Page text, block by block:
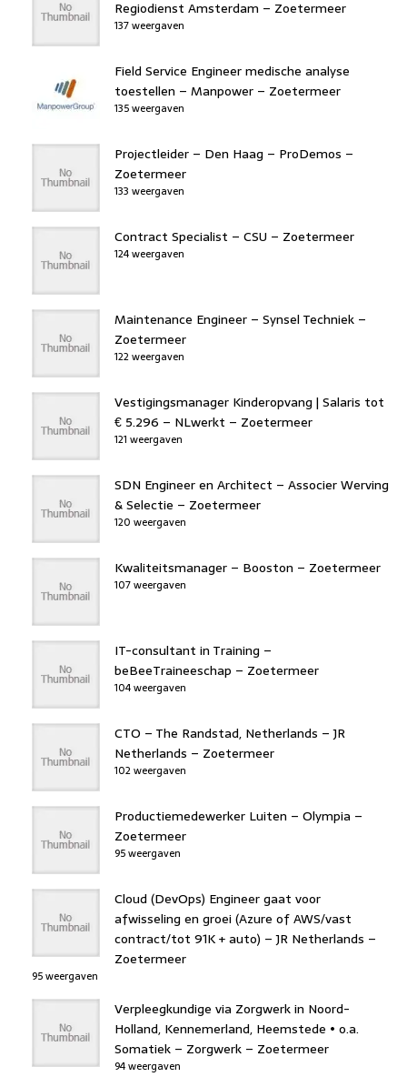
Regiodienst Amsterdam – Zoetermeer
137 weergaven
Field Service Engineer medische analyse
toestellen – Manpower – Zoetermeer
135 weergaven
Projectleider – Den Haag – ProDemos –
Zoetermeer
133 weergaven
Contract Specialist – CSU – Zoetermeer
124 weergaven
Maintenance Engineer – Synsel Techniek –
Zoetermeer
122 weergaven
Vestigingsmanager Kinderopvang | Salaris tot
€ 5.296 – NLwerkt – Zoetermeer
121 weergaven
SDN Engineer en Architect – Associer Werving
& Selectie – Zoetermeer
120 weergaven
Kwaliteitsmanager – Booston – Zoetermeer
107 weergaven
IT-consultant in Training –
beBeeTraineeschap – Zoetermeer
104 weergaven
CTO – The Randstad, Netherlands – JR
Netherlands – Zoetermeer
102 weergaven
Productiemedewerker Luiten – Olympia –
Zoetermeer
95 weergaven
Cloud (DevOps) Engineer gaat voor
afwisseling en groei (Azure of AWS/vast
contract/tot 91K + auto) – JR Netherlands –
Zoetermeer
95 weergaven
Verpleegkundige via Zorgwerk in Noord-
Holland, Kennemerland, Heemstede • o.a.
Somatiek – Zorgwerk – Zoetermeer
94 weergaven